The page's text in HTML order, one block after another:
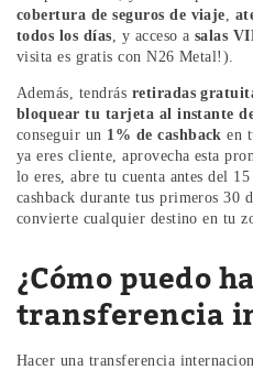
cobertura de seguros de viaje
todos los días , y acceso a salas
visita es gratis con N26 Metal!).
Además, tendrás retiradas
bloquear tu tarjeta al instante
conseguir un 1% de cashback en
ya eres cliente, aprovecha esta
lo eres, abre tu cuenta antes del
cashback durante tus primeros 30
convierte cualquier destino en tu
¿Cómo puedo
transferencia
Hacer una transferencia